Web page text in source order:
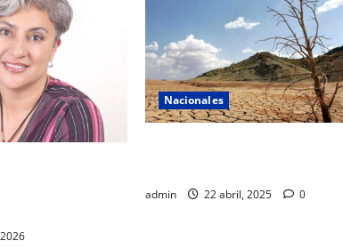
Nacionales
admin 22 abril, 2025 0